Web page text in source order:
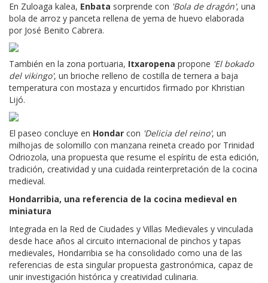
En Zuloaga kalea, Enbata sorprende con 'Bola de dragón', una
bola de arroz y panceta rellena de yema de huevo elaborada
por José Benito Cabrera.
También en la zona portuaria, Itxaropena propone 'El bokado
del vikingo', un brioche relleno de costilla de ternera a baja
temperatura con mostaza y encurtidos firmado por Khristian
Lijó.
El paseo concluye en Hondar con 'Delicia del reino', un
milhojas de solomillo con manzana reineta creado por Trinidad
Odriozola, una propuesta que resume el espíritu de esta edición,
tradición, creatividad y una cuidada reinterpretación de la cocina
medieval.
Hondarribia, una referencia de la cocina medieval en
miniatura
Integrada en la Red de Ciudades y Villas Medievales y vinculada
desde hace años al circuito internacional de pinchos y tapas
medievales, Hondarribia se ha consolidado como una de las
referencias de esta singular propuesta gastronómica, capaz de
unir investigación histórica y creatividad culinaria.